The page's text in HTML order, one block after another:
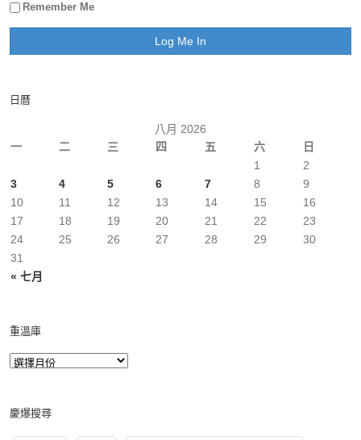
Remember Me
日曆
八月 2026
一
二 三 四 五 六 日
« 七月
1
2
3
4 5 6 7 8
9
10
11 12 13 14 15
16
17
18 19 20 21 22
23
24
25 26 27 28 29
30
31
重溫庫
慶爆搜尋